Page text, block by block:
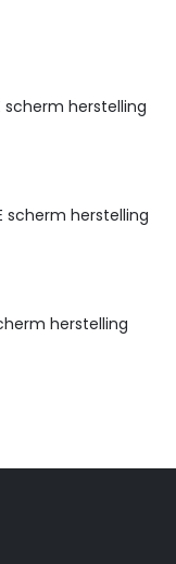
scherm herstelling
scherm herstelling
herstelling